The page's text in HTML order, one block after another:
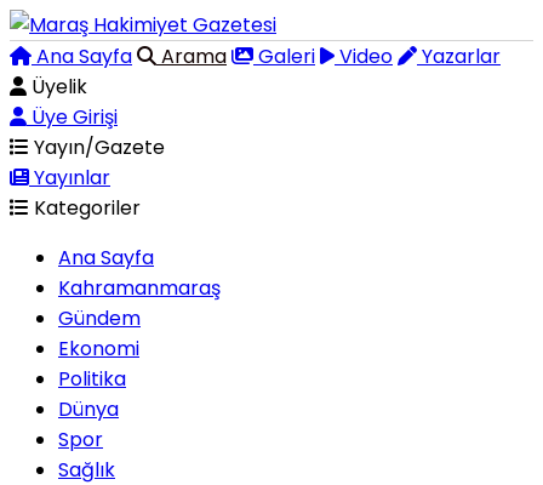
Ana Sayfa Arama Galeri Video
Yazarlar
Üyelik
Üye Girişi
Yayın/Gazete
Yayınlar
Kategoriler
Ana Sayfa
Kahramanmaraş
Gündem
Ekonomi
Politika
Dünya
Spor
Sağlık